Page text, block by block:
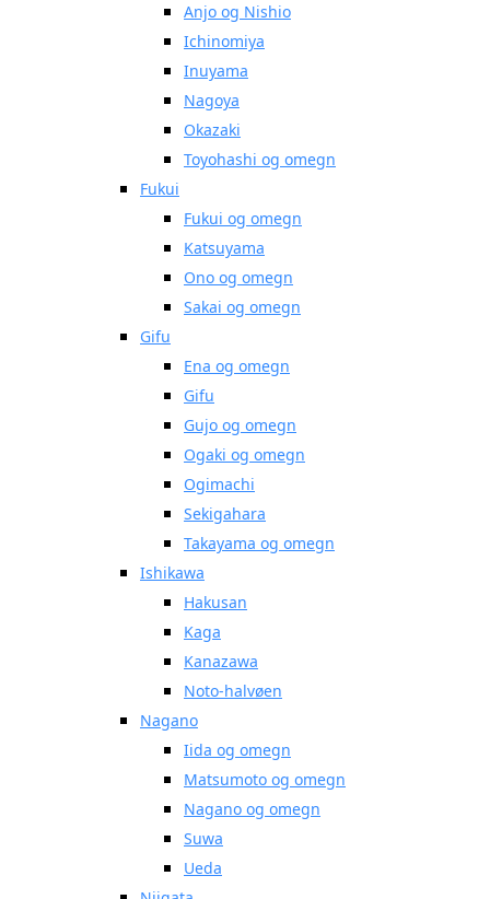
Anjo og Nishio
Ichinomiya
Inuyama
Nagoya
Okazaki
Toyohashi og omegn
Fukui
Fukui og omegn
Katsuyama
Ono og omegn
Sakai og omegn
Gifu
Ena og omegn
Gifu
Gujo og omegn
Ogaki og omegn
Ogimachi
Sekigahara
Takayama og omegn
Ishikawa
Hakusan
Kaga
Kanazawa
Noto-halvøen
Nagano
Iida og omegn
Matsumoto og omegn
Nagano og omegn
Suwa
Ueda